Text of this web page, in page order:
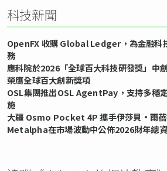
科技新聞
OpenFX 收購 Global Ledger，為金融科
務
應科院於2026「全球百大科技研發獎」中
榮膺全球百大創新獎項
OSL集團推出OSL AgentPay，支持多穩
施
大疆 Osmo Pocket 4P 攜手伊莎貝•雨蓓
Metalpha在市場波動中公佈2026財年總